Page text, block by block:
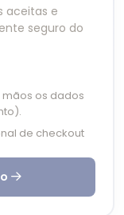
aceitas e
seguro do
os dados
de checkout